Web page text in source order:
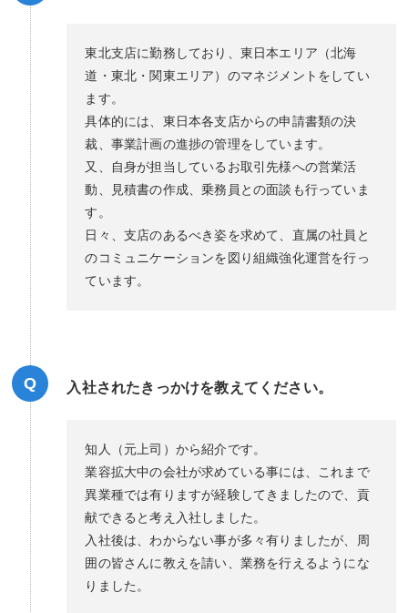
東北支店に勤務しており、東日本エリア（北海
道・東北・関東エリア）のマネジメントをしてい
ます。
具体的には、東日本各支店からの申請書類の決
裁、事業計画の進捗の管理をしています。
又、自身が担当しているお取引先様への営業活
動、見積書の作成、乗務員との面談も行っていま
す。
日々、支店のあるべき姿を求めて、直属の社員と
のコミュニケーションを図り組織強化運営を行っ
ています。
Q 入社されたきっかけを教えてください。
知人（元上司）から紹介です。
業容拡大中の会社が求めている事には、これまで
異業種では有りますが経験してきましたので、貢
献できると考え入社しました。
入社後は、わからない事が多々有りましたが、周
囲の皆さんに教えを請い、業務を行えるようにな
りました。